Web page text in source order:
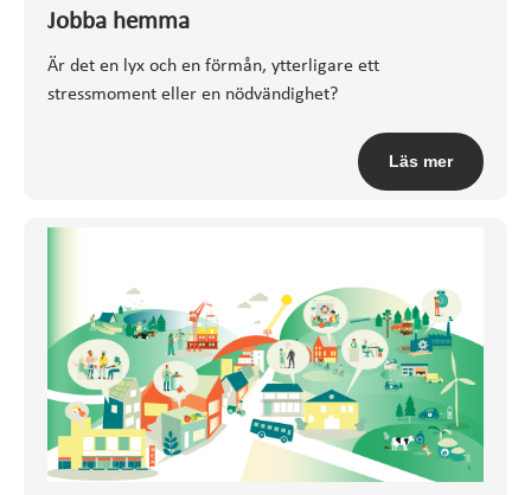
Jobba hemma
Är det en lyx och en förmån, ytterligare ett
stressmoment eller en nödvändighet?
Läs mer